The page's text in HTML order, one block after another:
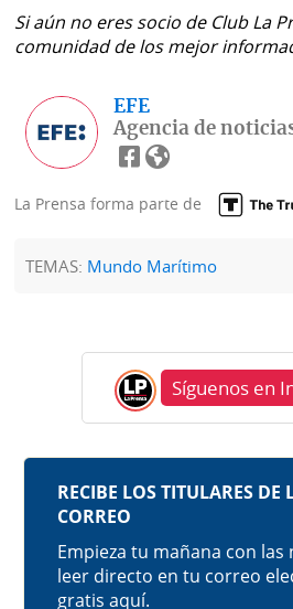
Si aún no eres socio de Club La
comunidad de los mejor
EFE
Agencia de
La Prensa forma parte de
TEMAS: Mundo Marítimo
Síguenos en